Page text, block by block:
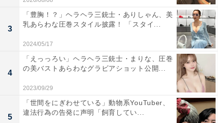
3
「豊胸！？」ヘラヘラ三銃士・ありしゃん、美
乳あらわな圧巻スタイル披露！ 「スタイ...
2024/05/17
4
「えっっろい」ヘラヘラ三銃士・まりな、圧巻
の美バストあらわなグラビアショット公開...
2023/09/29
5
「世間をにぎわせている」動物系YouTuber、
違法行為の告発に声明「飼育してい...